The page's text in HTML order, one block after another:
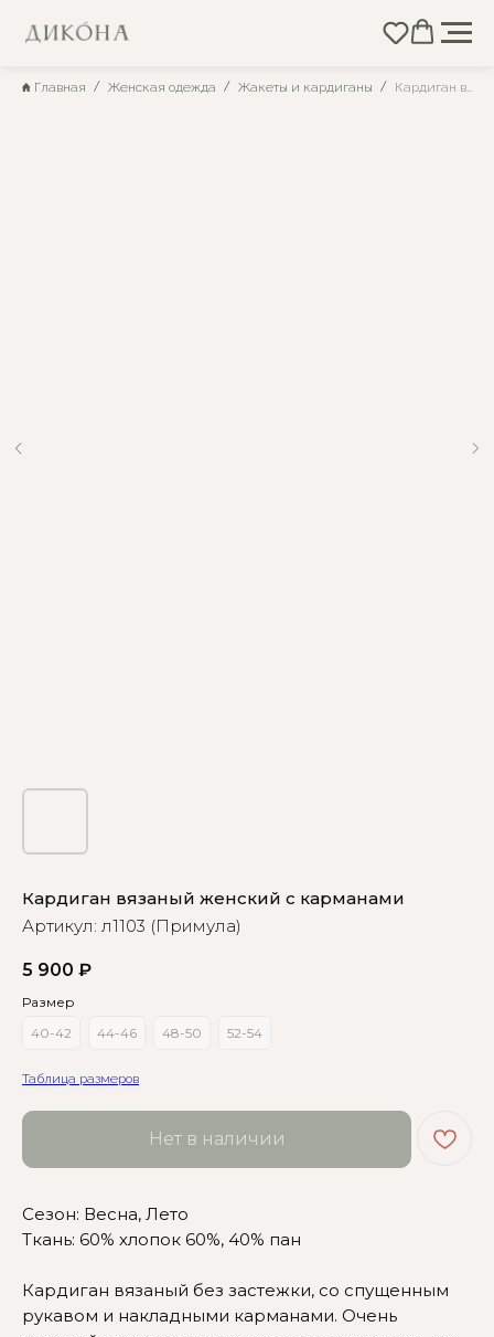
Главная Женская одежда Жакеты и кардиганы Кардиган вязаный женский с карманами
Кардиган вязаный женский с карманами
Артикул: л1103 (Примула)
5 900 ₽
Размер
40-42
44-46 48-50 52-54
Таблица размеров
Нет в наличии
Сезон: Весна, Лето
Ткань: 60% хлопок 60%, 40% пан
Кардиган вязаный без застежки, со спущенным
рукавом и накладными карманами. Очень
Сомневаетесь в выборе?
Нажмите сюда, чтобы
посмотреть размерную сетку